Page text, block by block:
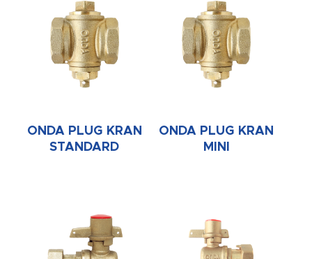
ONDA PLUG KRAN
STANDARD
ONDA PLUG KRAN
MINI